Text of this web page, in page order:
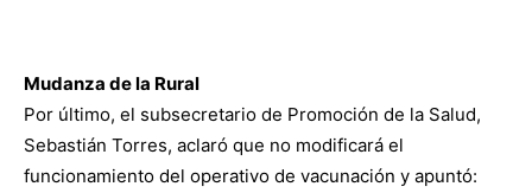
Mudanza de la Rural
Por último, el subsecretario de Promoción de la Salud,
Sebastián Torres, aclaró que no modificará el
funcionamiento del operativo de vacunación y apuntó: